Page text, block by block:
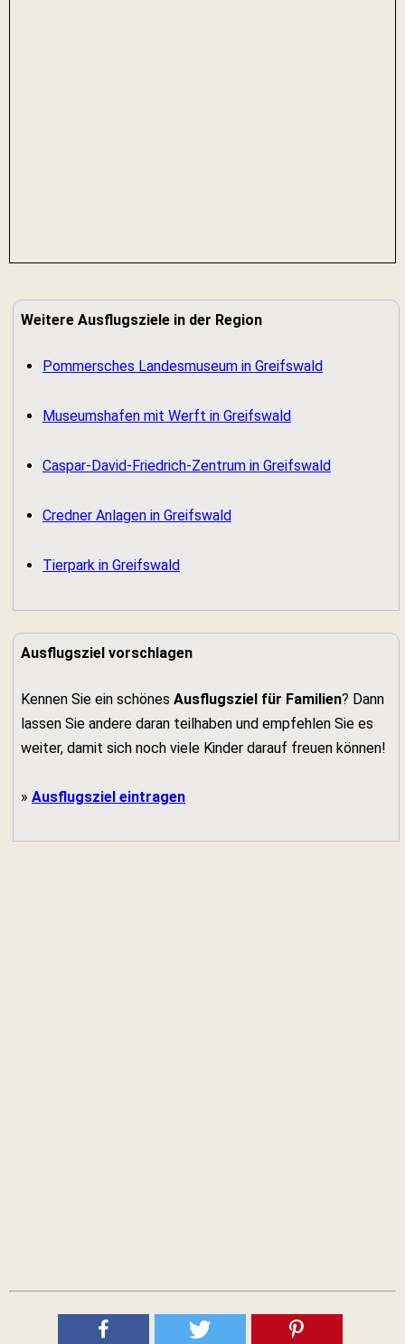
Weitere Ausflugsziele in der Region
Pommersches Landesmuseum in Greifswald
Museumshafen mit Werft in Greifswald
Caspar-David-Friedrich-Zentrum in Greifswald
Credner Anlagen in Greifswald
Tierpark in Greifswald
Ausflugsziel vorschlagen
Kennen Sie ein schönes Ausflugsziel für Familien? Dann
lassen Sie andere daran teilhaben und empfehlen Sie es
weiter, damit sich noch viele Kinder darauf freuen können!
» Ausflugsziel eintragen